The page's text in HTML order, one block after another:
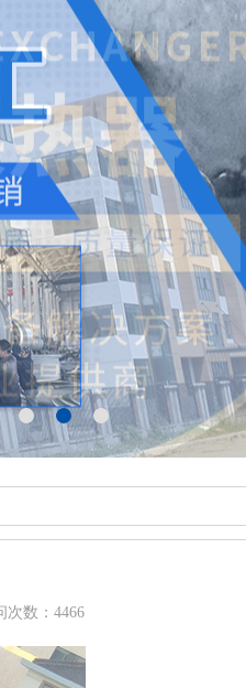
次数：4466